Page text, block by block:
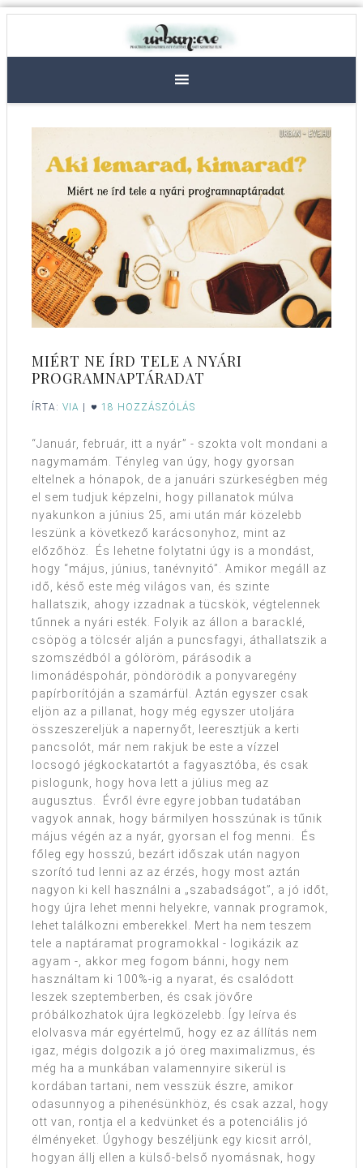
MIÉRT NE ÍRD TELE A NYÁRI
PROGRAMNAPTÁRADAT
ÍRTA: VIA 18 HOZZÁSZÓLÁS
“Január, február, itt a nyár” - szokta volt mondani a
nagymamám. Tényleg van úgy, hogy gyorsan
eltelnek a hónapok, de a januári szürkeségben még
el sem tudjuk képzelni, hogy pillanatok múlva
nyakunkon a június 25, ami után már közelebb
leszünk a következő karácsonyhoz, mint az
előzőhöz. És lehetne folytatni úgy is a mondást,
hogy “május, június, tanévnyitó”. Amikor megáll az
idő, késő este még világos van, és szinte
hallatszik, ahogy izzadnak a tücskök, végtelennek
tűnnek a nyári esték. Folyik az állon a baracklé,
csöpög a tölcsér alján a puncsfagyi, áthallatszik a
szomszédból a gólöröm, párásodik a
limonádéspohár, pöndörödik a ponyvaregény
papírborítóján a szamárfül. Aztán egyszer csak
eljön az a pillanat, hogy még egyszer utoljára
összeszereljük a napernyőt, leeresztjük a kerti
pancsolót, már nem rakjuk be este a vízzel
locsogó jégkockatartót a fagyasztóba, és csak
pislogunk, hogy hova lett a július meg az
augusztus. Évről évre egyre jobban tudatában
vagyok annak, hogy bármilyen hosszúnak is tűnik
május végén az a nyár, gyorsan el fog menni. És
főleg egy hosszú, bezárt időszak után nagyon
szorító tud lenni az az érzés, hogy most aztán
nagyon ki kell használni a „szabadságot”, a jó időt,
hogy újra lehet menni helyekre, vannak programok,
lehet találkozni emberekkel. Mert ha nem teszem
tele a naptáramat programokkal - logikázik az
agyam -, akkor meg fogom bánni, hogy nem
használtam ki 100%-ig a nyarat, és csalódott
leszek szeptemberben, és csak jövőre
próbálkozhatok újra legközelebb. Így leírva és
elolvasva már egyértelmű, hogy ez az állítás nem
igaz, mégis dolgozik a jó öreg maximalizmus, és
még ha a munkában valamennyire sikerül is
kordában tartani, nem vesszük észre, amikor
odasunnyog a pihenésünkhöz, és csak azzal, hogy
ott van, rontja el a kedvünket és a potenciális jó
élményeket. Úgyhogy beszéljünk egy kicsit arról,
hogyan állj ellen a külső-belső nyomásnak, hogy